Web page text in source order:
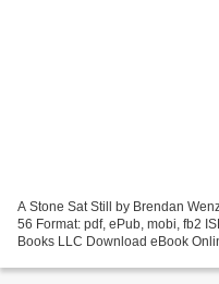
A Stone Sat Still by Brendan
56 Format: pdf, ePub, mobi, fb2
Books LLC Download eBook